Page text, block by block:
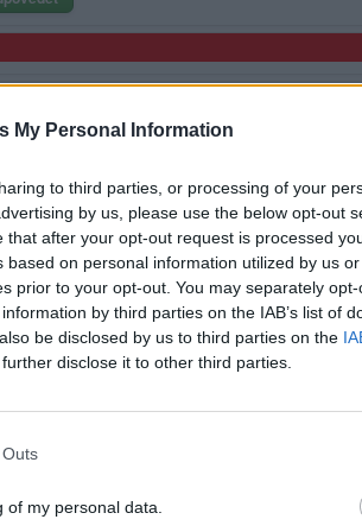
My Personal Information
to third parties, or processing of your
by us, please use the below opt-out
after your opt-out request is processed
on personal information utilized by us
prior to your opt-out. You may separately
by third parties on the IAB’s list of
be disclosed by us to third parties on the
disclose it to other third parties.
my personal data.
houba že líh má v krvi.
odpovědět
RE: RE: RE: RE:
rámci zdraví,jedna sklenka vína denně,
a nekuřák a nelituji toho!